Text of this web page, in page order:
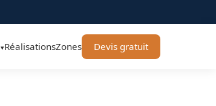
▾RéalisationsZones Devis gratuit